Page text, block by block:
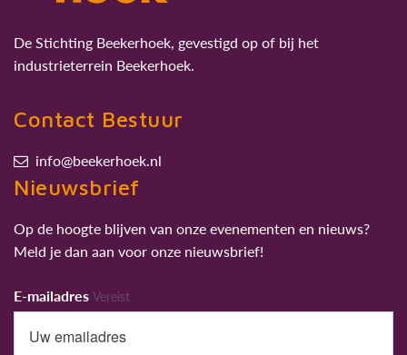
De Stichting Beekerhoek, gevestigd op of bij het
industrieterrein Beekerhoek.
Contact Bestuur
info@beekerhoek.nl
Nieuwsbrief
Op de hoogte blijven van onze evenementen en nieuws?
Meld je dan aan voor onze nieuwsbrief!
E-mailadres Vereist